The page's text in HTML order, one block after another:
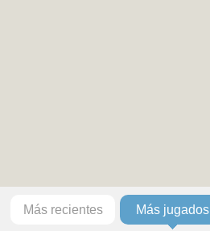
Más recientes Más jugados